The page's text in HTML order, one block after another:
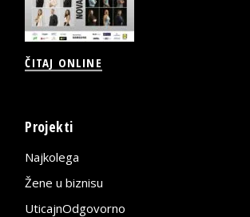
ČITAJ ONLINE
Projekti
Najkolega
Žene u biznisu
UticajnOdgovorno